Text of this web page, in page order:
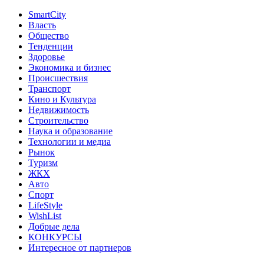
SmartCity
Власть
Общество
Тенденции
Здоровье
Экономика и бизнес
Происшествия
Транспорт
Кино и Культура
Недвижимость
Строительство
Наука и образование
Технологии и медиа
Рынок
Туризм
ЖКХ
Авто
Спорт
LifeStyle
WishList
Добрые дела
КОНКУРСЫ
Интересное от партнеров